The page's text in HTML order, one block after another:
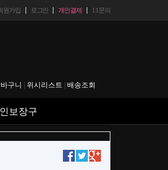
원가입 로그인 개인결제 1:1문의
구니 위시리스트 배송조회
보장구